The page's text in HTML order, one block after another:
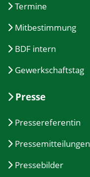
Termine
Mitbestimmung
BDF intern
Gewerkschaftstag
Presse
Pressereferentin
Pressemitteilungen
Pressebilder